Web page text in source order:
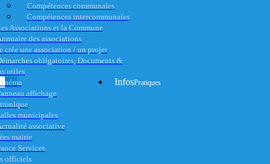
Compétences communales
Compétences intercommunales
Associations et la Commune
des associations
crée une association / un projet
obligatoires, Documents &
utiles
affichage
municipales
associative
InfosPratiques
mairie
Services
officiels